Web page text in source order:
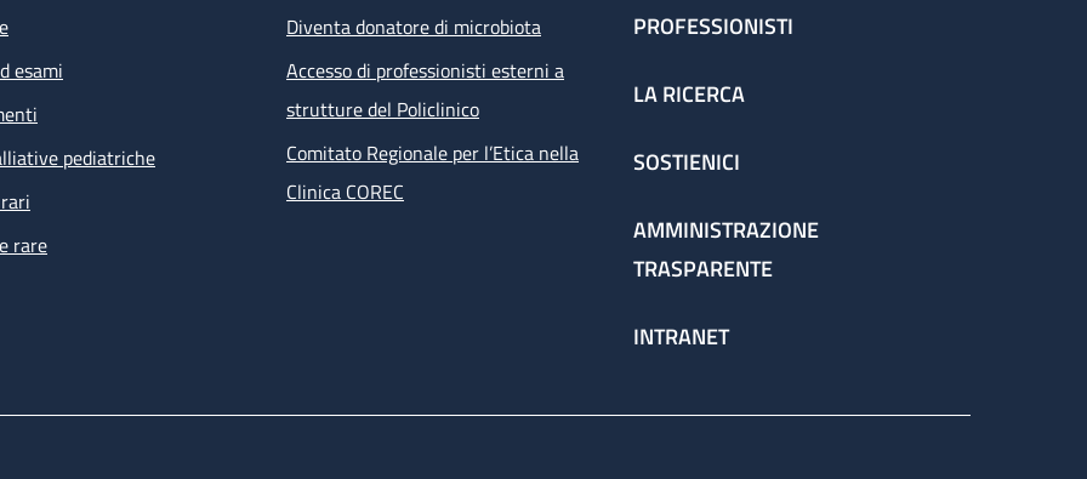
esami
pediatriche
rare
Diventa donatore di microbiota
Accesso di professionisti esterni a
strutture del Policlinico
Comitato Regionale per l’Etica nella
Clinica COREC
PROFESSIONISTI
LA RICERCA
SOSTIENICI
AMMINISTRAZIONE
TRASPARENTE
INTRANET